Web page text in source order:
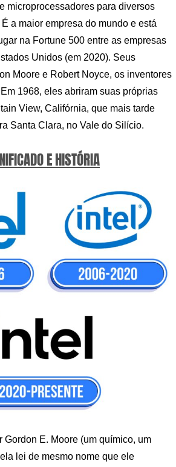
microprocessadores para diversos
a maior empresa do mundo e está
na Fortune 500 entre as empresas
Unidos (em 2020). Seus
Moore e Robert Noyce, os inventores
1968, eles abriram suas próprias
View, Califórnia, que mais tarde
Santa Clara, no Vale do Silício.
E HISTÓRIA
Gordon E. Moore (um químico, um
lei de mesmo nome que ele